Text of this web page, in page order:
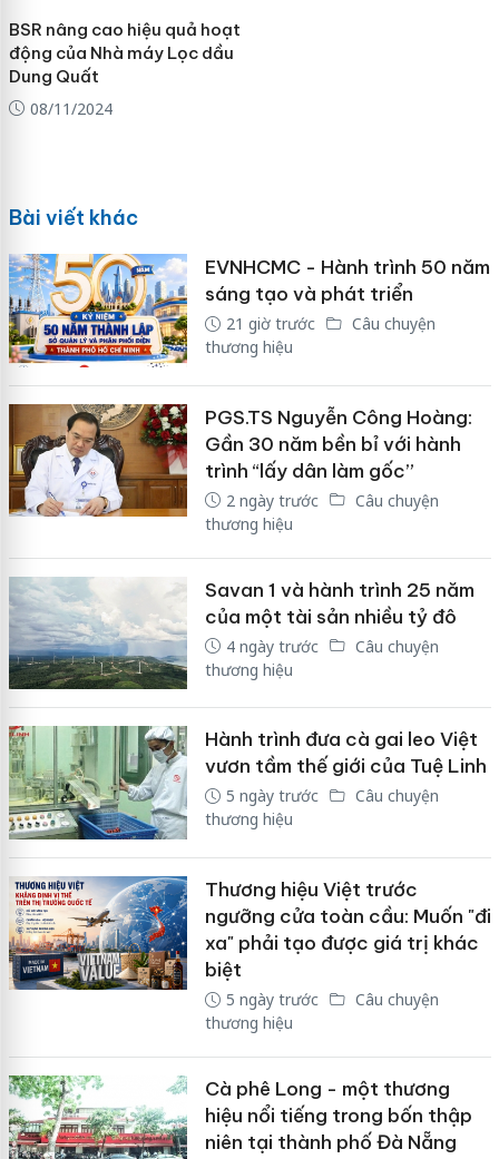
BSR nâng cao hiệu quả hoạt
động của Nhà máy Lọc dầu
Dung Quất
08/11/2024
Bài viết khác
EVNHCMC - Hành trình 50 năm
sáng tạo và phát triển
21 giờ trước
Câu chuyện
thương hiệu
PGS.TS Nguyễn Công Hoàng:
Gần 30 năm bền bỉ với hành
trình “lấy dân làm gốc”
2 ngày trước
Câu chuyện
thương hiệu
Savan 1 và hành trình 25 năm
của một tài sản nhiều tỷ đô
4 ngày trước
Câu chuyện
thương hiệu
Hành trình đưa cà gai leo Việt
vươn tầm thế giới của Tuệ Linh
5 ngày trước
Câu chuyện
thương hiệu
Thương hiệu Việt trước
ngưỡng cửa toàn cầu: Muốn "đi
xa" phải tạo được giá trị khác
biệt
5 ngày trước
Câu chuyện
thương hiệu
Cà phê Long - một thương
hiệu nổi tiếng trong bốn thập
niên tại thành phố Đà Nẵng